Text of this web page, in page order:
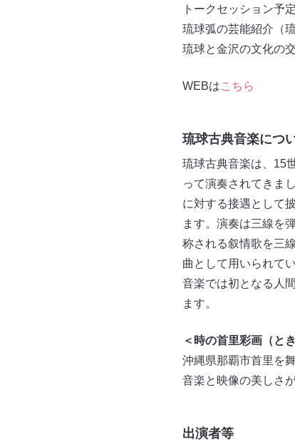
トークセッション予
琉球弧の芸能紹介（
琉球と金沢の文化の
WEBはこちら
琉球古典音楽につ
琉球古典音楽は、15
って演奏されてきま
に対する接遇として
ます。演奏は三線を
称される叙情歌を三
曲として用いられて
音楽では初となる人
ます。
＜時の首里彩画（と
沖縄県那覇市首里を
音楽と映像の美しさ
出演者等